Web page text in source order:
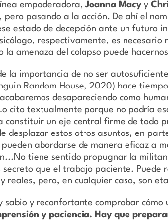
empoderadora, Joanna Macyy
pero pasando a la acción. De ahí el
estado de decepción ante un futuro
respectivamente, es
la amenaza del colapso puede
la importancia de no ser
Random House, 2020) hace
desapareciendo como
cito textualmente porque no podría
constituir un eje central firme de todo
desplazar estos otros asuntos, en
abordarse de manera eficaz a
tiene sentido propugnar la
secreto que el trabajo paciente.
reales, pero, en cualquier caso, son
sabio y reconfortante comprobar
y paciencia. Hay que